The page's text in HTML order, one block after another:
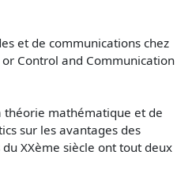
et de communications chez
Control and Communication
théorie mathématique et de
sur les avantages des
XXème siècle ont tout deux